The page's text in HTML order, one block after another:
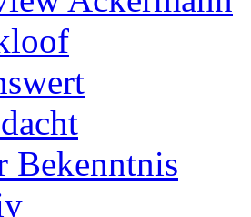
Bekenntnis